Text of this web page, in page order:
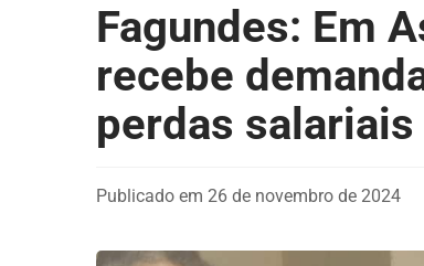
Fagundes: Em
recebe
perdas salariais
Publicado em 26 de novembro de 2024